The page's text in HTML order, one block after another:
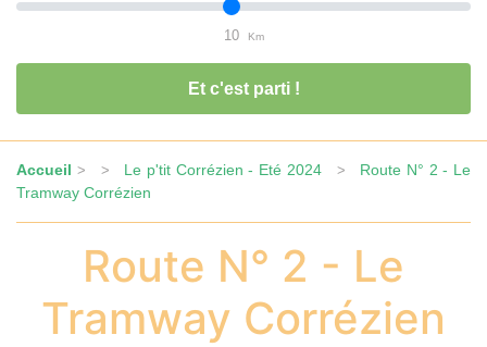
10 Km
Et c'est parti !
Accueil > > Le p'tit Corrézien - Eté 2024> Route N° 2 - Le
Tramway Corrézien
Route N° 2 - Le
Tramway Corrézien